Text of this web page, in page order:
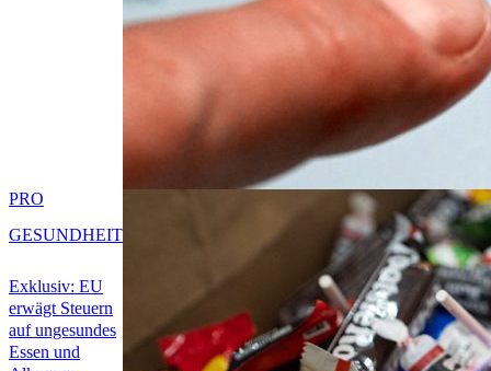
Exklusiv: EU
erwägt Steuern
auf ungesundes
Essen und
PRO
GESUNDHEIT